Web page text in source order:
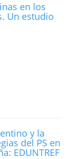
en los
Un estudio
y la
del PS en
EDUNTREF